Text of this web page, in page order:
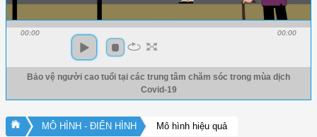
00:00 00:00
Bảo vệ người cao tuổi tại các trung tâm chăm sóc trong mùa dịch
Covid-19
MÔ HÌNH - ĐIỂN HÌNH Mô hình hiệu quả